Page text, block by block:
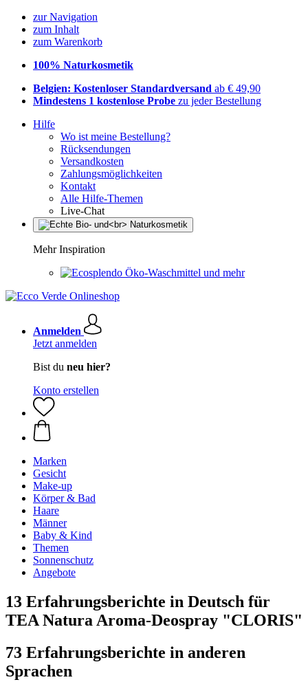
zur Navigation
zum Inhalt
zum Warenkorb
100% Naturkosmetik
Belgien: Kostenloser Standardversand ab € 49,90
Mindestens 1 kostenlose Probe zu jeder Bestellung
Hilfe
Wo ist meine Bestellung?
Rücksendungen
Versandkosten
Zahlungsmöglichkeiten
Kontakt
Alle Hilfe-Themen
Live-Chat
Mehr Inspiration
Öko-Waschmittel und mehr
Anmelden
Jetzt anmelden
Bist du neu hier?
Konto erstellen
Marken
Gesicht
Make-up
Körper & Bad
Haare
Männer
Baby & Kind
Themen
Sonnenschutz
Angebote
13 Erfahrungsberichte in Deutsch für
TEA Natura Aroma-Deospray "CLORIS"
73 Erfahrungsberichte in anderen
Sprachen